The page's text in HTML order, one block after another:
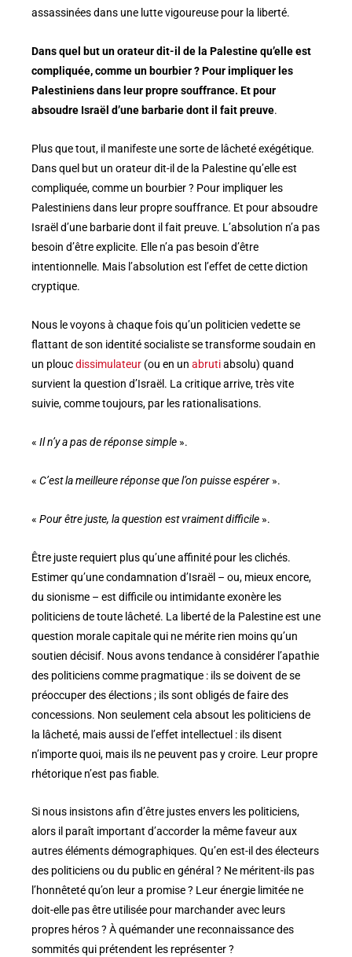
assassinées dans une lutte vigoureuse pour la liberté.
Dans quel but un orateur dit-il de la Palestine qu’elle est
compliquée, comme un bourbier ? Pour impliquer les
Palestiniens dans leur propre souffrance. Et pour
absoudre Israël d’une barbarie dont il fait preuve.
Plus que tout, il manifeste une sorte de lâcheté exégétique.
Dans quel but un orateur dit-il de la Palestine qu’elle est
compliquée, comme un bourbier ? Pour impliquer les
Palestiniens dans leur propre souffrance. Et pour absoudre
Israël d’une barbarie dont il fait preuve. L’absolution n’a pas
besoin d’être explicite. Elle n’a pas besoin d’être
intentionnelle. Mais l’absolution est l’effet de cette diction
cryptique.
Nous le voyons à chaque fois qu’un politicien vedette se
flattant de son identité socialiste se transforme soudain en
un ploucdissimulateur (ou en un abrutiabsolu) quand
survient la question d’Israël. La critique arrive, très vite
suivie, comme toujours, par les rationalisations.
« Il n’y a pas de réponse simple ».
« C’est la meilleure réponse que l’on puisse espérer ».
« Pour être juste, la question est vraiment difficile ».
Être juste requiert plus qu’une affinité pour les clichés.
Estimer qu’une condamnation d’Israël – ou, mieux encore,
du sionisme – est difficile ou intimidante exonère les
politiciens de toute lâcheté. La liberté de la Palestine est une
question morale capitale qui ne mérite rien moins qu’un
soutien décisif. Nous avons tendance à considérer l’apathie
des politiciens comme pragmatique : ils se doivent de se
préoccuper des élections ; ils sont obligés de faire des
concessions. Non seulement cela absout les politiciens de
la lâcheté, mais aussi de l’effet intellectuel : ils disent
n’importe quoi, mais ils ne peuvent pas y croire. Leur propre
rhétorique n’est pas fiable.
Si nous insistons afin d’être justes envers les politiciens,
alors il paraît important d’accorder la même faveur aux
autres éléments démographiques. Qu’en est-il des électeurs
des politiciens ou du public en général ? Ne méritent-ils pas
l’honnêteté qu’on leur a promise ? Leur énergie limitée ne
doit-elle pas être utilisée pour marchander avec leurs
propres héros ? À quémander une reconnaissance des
sommités qui prétendent les représenter ?